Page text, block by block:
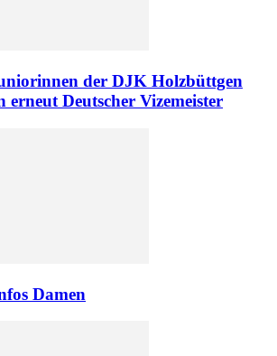
der DJK Holzbüttgen
erneut Deutscher Vizemeister
Damen